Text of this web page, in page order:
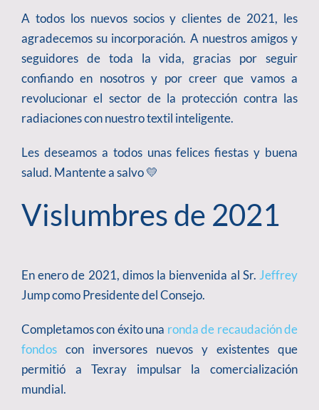
A todos los nuevos socios y clientes de 2021, les
agradecemos su incorporación. A nuestros amigos y
seguidores de toda la vida, gracias por seguir
confiando en nosotros y por creer que vamos a
revolucionar el sector de la protección contra las
radiaciones con nuestro textil inteligente.
Les deseamos a todos unas felices fiestas y buena
salud. Mantente a salvo 💛
Vislumbres de 2021
En enero de 2021, dimos la bienvenida al Sr. Jeffrey
Jump como Presidente del Consejo.
Completamos con éxito una ronda de recaudación de
fondoscon inversores nuevos y existentes que
permitió a Texray impulsar la comercialización
mundial.